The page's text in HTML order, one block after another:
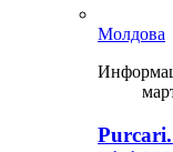
Молдова
Purcari.